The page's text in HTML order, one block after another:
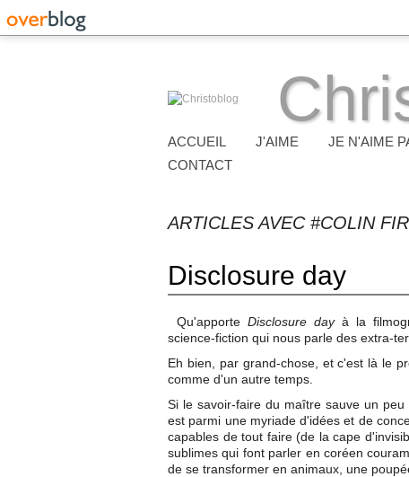
ACCUEIL J'AIME JE N'AIME
CONTACT
ARTICLES AVEC #COLIN
Disclosure day
Qu'apporte Disclosure day à la
science-fiction qui nous parle des extra-
Eh bien, par grand-chose, et c'est là le
comme d'un autre temps.
Si le savoir-faire du maître sauve un
est parmi une myriade d'idées et de
capables de tout faire (de la cape
sublimes qui font parler en coréen
de se transformer en animaux, une